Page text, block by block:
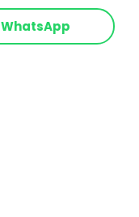
WhatsApp